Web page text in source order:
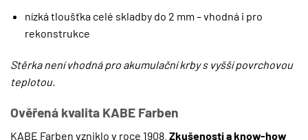
nízká tloušťka celé skladby do 2 mm – vhodná i pro
rekonstrukce
Stěrka není vhodná pro akumulační krby s vyšší povrchovou
teplotou.
Ověřená kvalita KABE Farben
KABE Farben vzniklo v roce 1908. Zkušenosti a know-how